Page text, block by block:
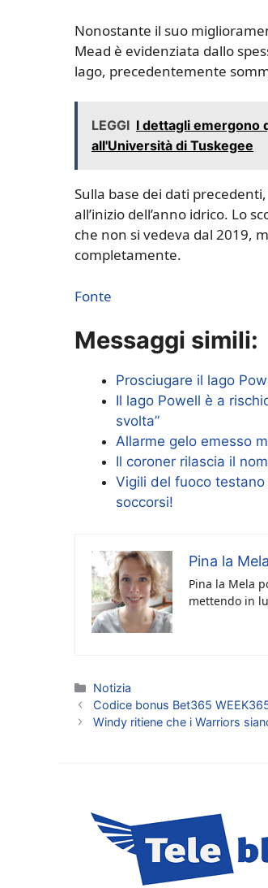
Nonostante il suo
Mead è evidenziata dallo
lago, precedentemente
LEGGI I dettagli emergono
all'Università di Tuskegee
Sulla base dei dati
all’inizio dell’anno idrico. Lo
che non si vedeva dal 2019,
completamente.
Fonte
Messaggi simili:
Prosciugare il lago
Il lago Powell è a
svolta”
Allarme gelo emesso
Il coroner rilascia il
Vigili del fuoco
soccorsi!
Pina la Mela
Pina la Mela
mettendo in
Categorie
Notizia
Codice bonus Bet365
Windy ritiene che i Warriors